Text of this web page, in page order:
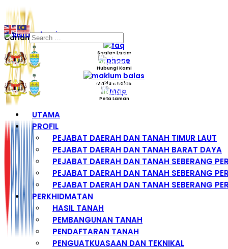
Carian
Soalan Lazim
Hubungi Kami
Maklum Balas
Peta Laman
UTAMA
PROFIL
PEJABAT DAERAH DAN TANAH TIMUR LAUT
PEJABAT DAERAH DAN TANAH BARAT DAYA
PEJABAT DAERAH DAN TANAH SEBERANG
PEJABAT DAERAH DAN TANAH SEBERANG
PEJABAT DAERAH DAN TANAH SEBERANG
PERKHIDMATAN
HASIL TANAH
PEMBANGUNAN TANAH
PENDAFTARAN TANAH
PENGUATKUASAAN DAN TEKNIKAL